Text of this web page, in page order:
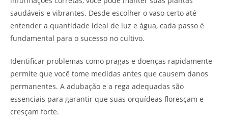
saudáveis e vibrantes. Desde escolher o vaso certo até
entender a quantidade ideal de luz e água, cada passo é
fundamental para o sucesso no cultivo.
Identificar problemas como pragas e doenças rapidamente
permite que você tome medidas antes que causem danos
permanentes. A adubação e a rega adequadas são
essenciais para garantir que suas orquídeas floresçam e
cresçam forte.